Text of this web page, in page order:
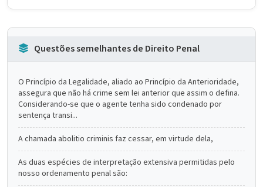
Questões semelhantes de Direito Penal
O Princípio da Legalidade, aliado ao Princípio da Anterioridade,
assegura que não há crime sem lei anterior que assim o defina.
Considerando-se que o agente tenha sido condenado por
sentença transi...
A chamada abolitio criminis faz cessar, em virtude dela,
As duas espécies de interpretação extensiva permitidas pelo
nosso ordenamento penal são: